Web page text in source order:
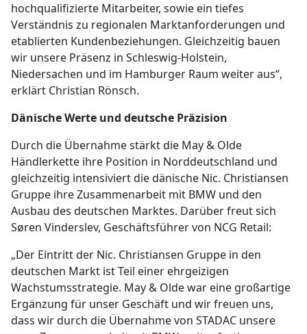
hochqualifizierte Mitarbeiter, sowie ein tiefes
Verständnis zu regionalen Marktanforderungen und
etablierten Kundenbeziehungen. Gleichzeitig bauen
wir unsere Präsenz in Schleswig-Holstein,
Niedersachen und im Hamburger Raum weiter aus“,
erklärt Christian Rönsch.
Dänische Werte und deutsche Präzision
Durch die Übernahme stärkt die May & Olde
Händlerkette ihre Position in Norddeutschland und
gleichzeitig intensiviert die dänische Nic. Christiansen
Gruppe ihre Zusammenarbeit mit BMW und den
Ausbau des deutschen Marktes. Darüber freut sich
Søren Vinderslev, Geschäftsführer von NCG Retail:
„Der Eintritt der Nic. Christiansen Gruppe in den
deutschen Markt ist Teil einer ehrgeizigen
Wachstumsstrategie. May & Olde war eine großartige
Ergänzung für unser Geschäft und wir freuen uns,
dass wir durch die Übernahme von STADAC unsere